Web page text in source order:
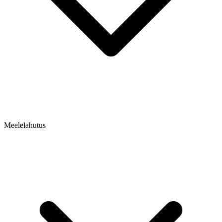
Meelelahutus